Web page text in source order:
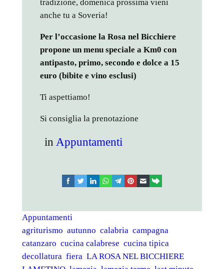
tradizione, domenica prossima vieni
anche tu a Soveria!
Per l’occasione la Rosa nel Bicchiere
propone un menu speciale a Km0 con
antipasto, primo, secondo e dolce a 15
euro (bibite e vino esclusi)
Ti aspettiamo!
Si consiglia la prenotazione
in Appuntamenti
facebooktwitterlinkedinwhatsapptelegram
pinterest email link
Appuntamenti
agriturismo autunno calabria campagna
catanzaro cucina calabrese cucina tipica
decollatura fiera LA ROSA NEL BICCHIERE